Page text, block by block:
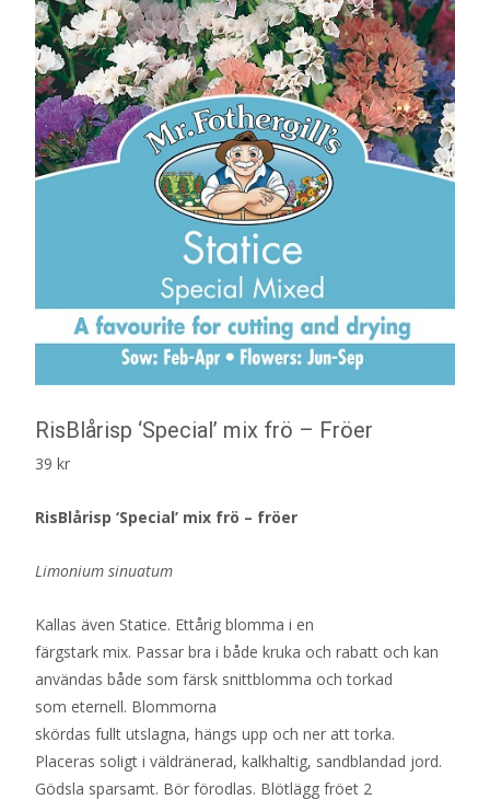
RisBlårisp ‘Special’ mix frö – Fröer
39 kr
RisBlårisp ‘Special’ mix frö – fröer
Limonium sinuatum
Kallas även Statice. Ettårig blomma i en
färgstark mix. Passar bra i både kruka och rabatt och kan
användas både som färsk snittblomma och torkad
som eternell. Blommorna
skördas fullt utslagna, hängs upp och ner att torka.
Placeras soligt i väldränerad, kalkhaltig, sandblandad jord.
Gödsla sparsamt. Bör förodlas. Blötlägg fröet 2